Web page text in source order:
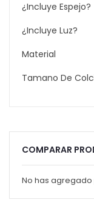
¿Incluye Espejo?
¿Incluye Luz?
Material
Tamano De
COMPARAR
No has